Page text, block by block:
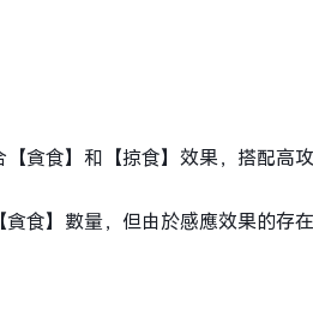
貪食】和【掠食】效果，搭配高
食】數量，但由於感應效果的存